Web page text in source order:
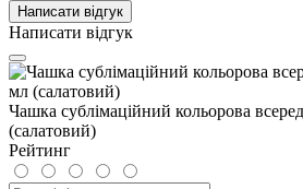
Написати відгук
Написати відгук
Чашка сублімаційний кольорова
(салатовий)
Рейтинг